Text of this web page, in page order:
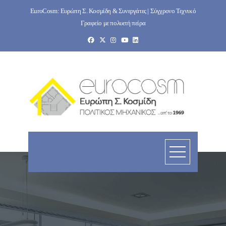
EuroCosm: Ευρώπη Σ. Κοσμίδη & Συνεργάτες | Σύγχρονο Τεχνικό
Γραφείο με πολυετή πείρα